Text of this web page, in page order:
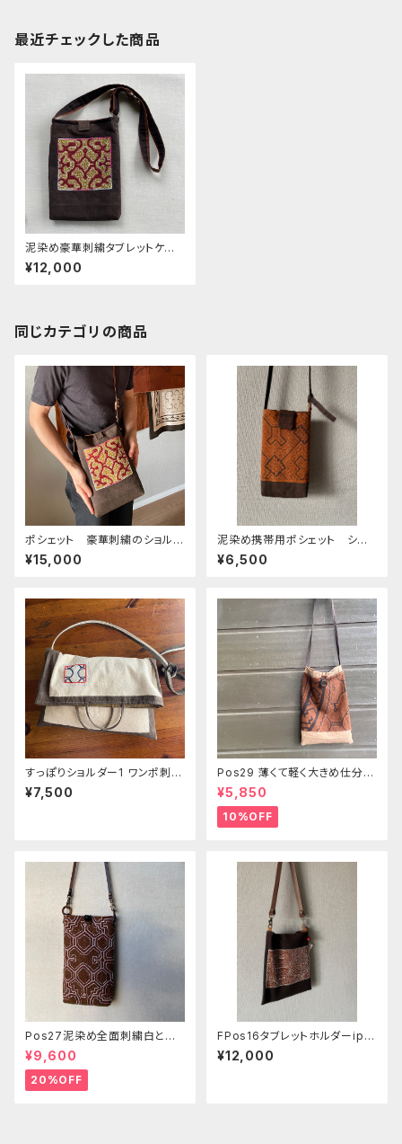
最近チェックした商品
泥染め豪華刺繍タブレットケー
ス 22x29cm マグネットホッ
ク付き シピボ族の泥染め
¥12,000
同じカテゴリの商品
ポシェット 豪華刺繍のショルダ
ーポシェット 赤と黄色特大
縦長ふかふか マグネットホッ
¥15,000
泥染め携帯用ポシェット シピ
ボ族の泥染め シンプルで軽い
¥6,500
すっぽりショルダー1 ワンポ刺繍
白 シピボ族の泥染め
¥7,500
Pos29 薄くて軽く大きめ仕分け
ポシェット シピボ族の泥染
め 世界の民藝布
¥5,850
10%OFF
Pos27泥染め全面刺繍白と緑
縦長携帯用ポシェット2 シピボ
族の手刺繍
¥9,600
20%OFF
FPos16タブレットホルダーipa
d ポシェット83 泥染め刺繍の
柔らかいショルダー 24x28c
¥12,000